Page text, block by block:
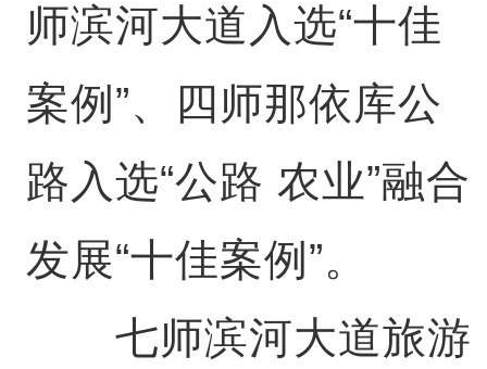
师滨河大道入选“十佳
案例”、四师那依库公
路入选“公路 农业”融合
发展“十佳案例”。
七师滨河大道旅游